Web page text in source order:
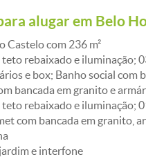
alugar em Belo
Castelo com 236 m²
teto rebaixado e iluminação;
e box; Banho social com
bancada em granito e
teto rebaixado e iluminação;
com bancada em granito,
e interfone